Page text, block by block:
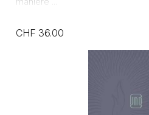
CHF 36.00